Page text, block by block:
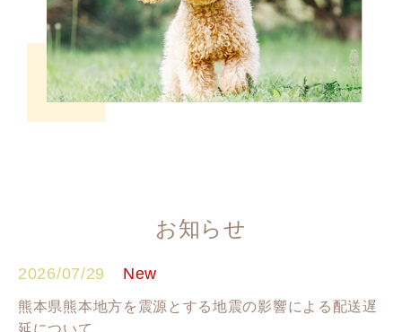
お知らせ
2026/07/29
熊本県熊本地方を震源とする地震の影響による配送遅